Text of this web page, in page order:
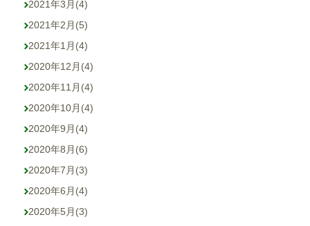
2021年3月 (4)
2021年2月 (5)
2021年1月 (4)
2020年12月 (4)
2020年11月 (4)
2020年10月 (4)
2020年9月 (4)
2020年8月 (6)
2020年7月 (3)
2020年6月 (4)
2020年5月 (3)